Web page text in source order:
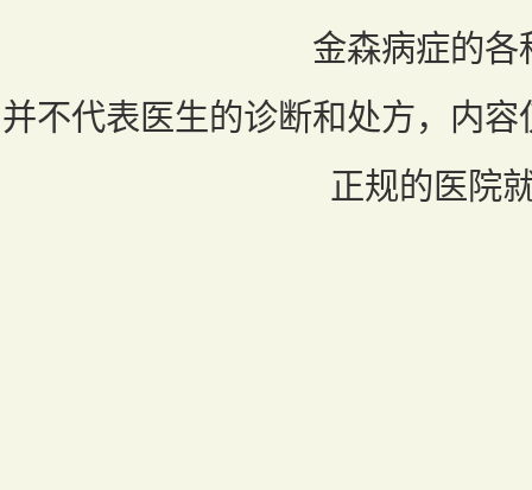
金森病症的各
并不代表医生的诊断和处方，内
正规的医院